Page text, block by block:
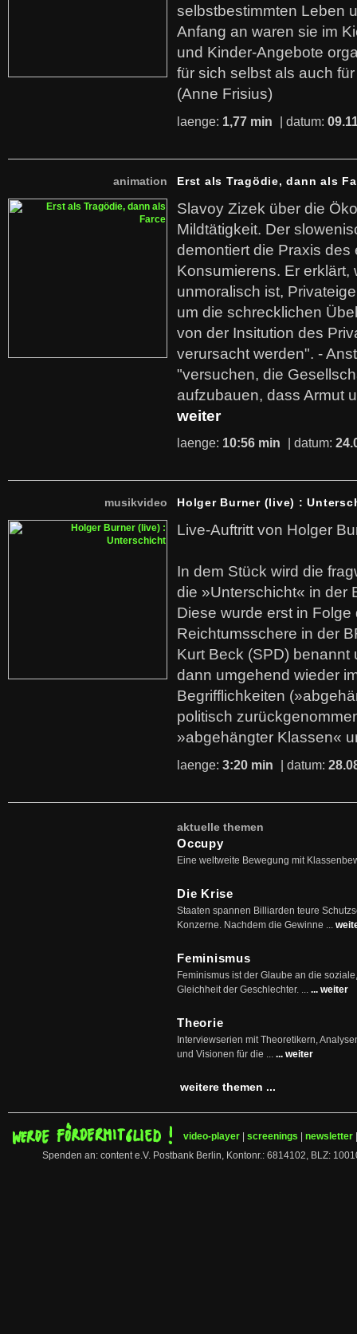
selbstbestimmten Leben
Anfang an waren sie im
und Kinder-Angebote
für sich selbst als auch
(Anne Frisius)
laenge: 1,77 min | datum:
animation Erst als Tragödie, dann als
Slavoy Zizek über die
Mildtätigkeit. Der
demontiert die Praxis des
Konsumierens. Er erklärt,
unmoralisch ist,
um die schrecklichen
von der Insitution des
verursacht werden". -
"versuchen, die
aufzubauen, dass Armut
weiter
laenge: 10:56 min | datum:
musikvideo Holger Burner (live) :
Live-Auftritt von Holger
In dem Stück wird die
die »Unterschicht« in der
Diese wurde erst in
Reichtumsschere in der
Kurt Beck (SPD)
dann umgehend wieder
Begrifflichkeiten
politisch
»abgehängter Klassen«
laenge: 3:20 min | datum:
aktuelle themen
Occupy
Eine weltweite Bewegung mit
Die Krise
Staaten spannen Billiarden teure
Konzerne. Nachdem die Gewinne ...
Feminismus
Feminismus ist der Glaube an die
Gleichheit der Geschlechter. ... ... weiter
Theorie
Interviewserien mit Theoretikern,
und Visionen für die ... ... weiter
weitere themen ...
video-player screenings newsletter
Spenden an: content e.V. Postbank Berlin, Kontonr.: 6814102, BLZ: